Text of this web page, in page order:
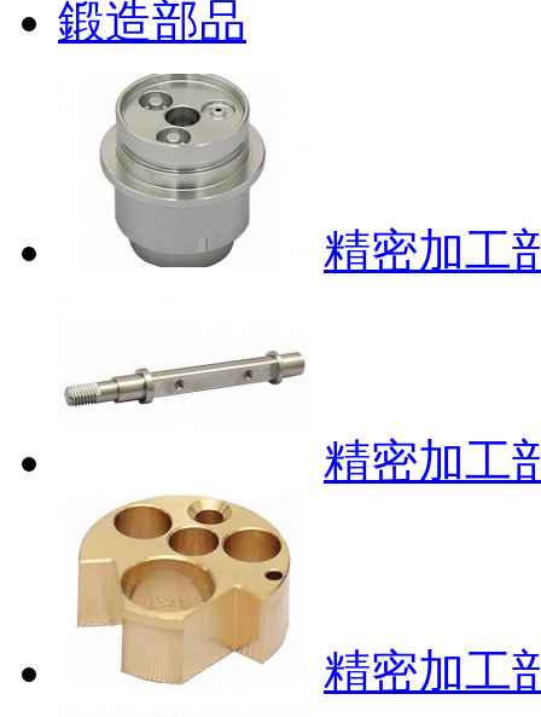
鍛造部品
精密加工
精密加工
精密加工